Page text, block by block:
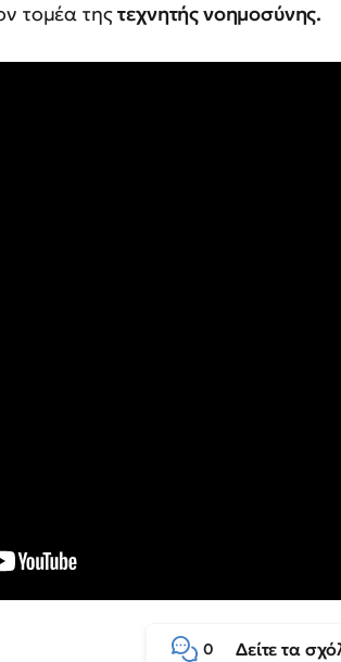
τομέα τηςτεχνητής νοημοσύνης.
0 Δείτε τα